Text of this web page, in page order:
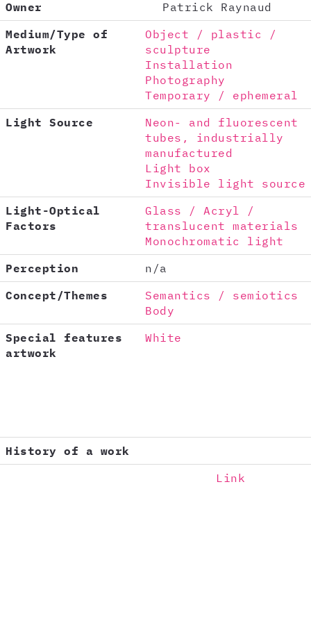
Owner
Patrick Raynaud
Medium/Type of
Artwork
Object / plastic /
sculpture
Installation
Photography
Temporary / ephemeral
Light Source
Neon- and fluorescent
tubes, industrially
manufactured
Light box
Invisible light source
Light-Optical
Factors
Glass / Acryl /
translucent materials
Monochromatic light
Perception
n/a
Concept/Themes
Semantics / semiotics
Body
Special features
artwork
White
History of a work
Link